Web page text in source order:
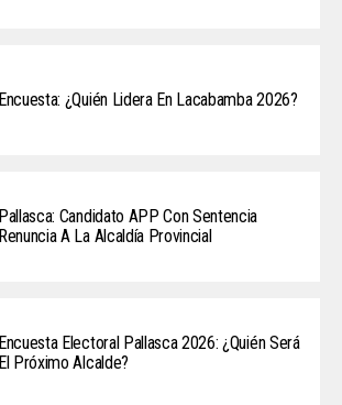
Encuesta: ¿Quién Lidera En Lacabamba 2026?
Pallasca: Candidato APP Con Sentencia
Renuncia A La Alcaldía Provincial
Encuesta Electoral Pallasca 2026: ¿Quién Será
El Próximo Alcalde?